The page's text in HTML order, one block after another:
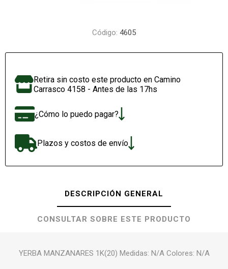
Código: 4605
Retira sin costo este producto en Camino
Carrasco 4158 - Antes de las 17hs
¿Cómo lo puedo pagar?
Plazos y costos de envío
DESCRIPCIÓN GENERAL
CONSULTAR SOBRE ESTE PRODUCTO
YERBA MANZANARES 1K(20) Medidas: N/A Colores: N/A